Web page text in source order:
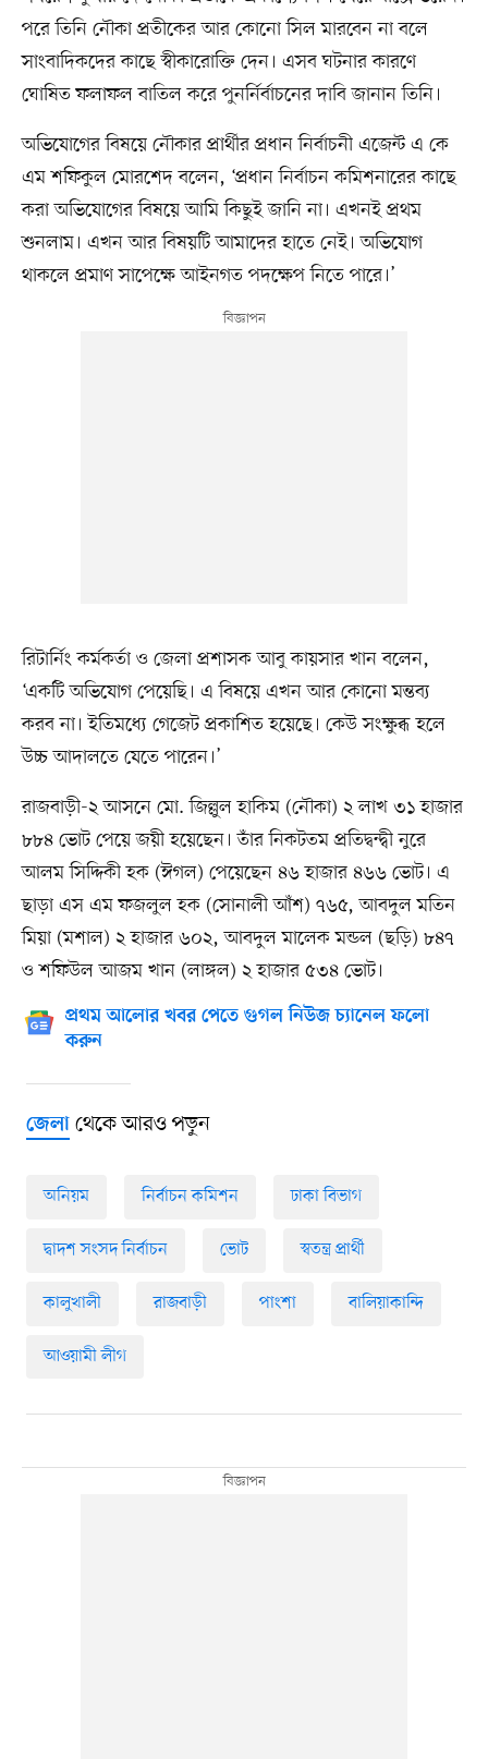
পরে তিনি নৌকা প্রতীকের আর কোনো সিল মারবেন না বলে
সাংবাদিকদের কাছে স্বীকারোক্তি দেন। এসব ঘটনার কারণে
ঘোষিত ফলাফল বাতিল করে পুনর্নির্বাচনের দাবি জানান তিনি।
অভিযোগের বিষয়ে নৌকার প্রার্থীর প্রধান নির্বাচনী এজেন্ট এ কে
এম শফিকুল মোরশেদ বলেন, ‘প্রধান নির্বাচন কমিশনারের কাছে
করা অভিযোগের বিষয়ে আমি কিছুই জানি না। এখনই প্রথম
শুনলাম। এখন আর বিষয়টি আমাদের হাতে নেই। অভিযোগ
থাকলে প্রমাণ সাপেক্ষে আইনগত পদক্ষেপ নিতে পারে।’
রিটার্নিং কর্মকর্তা ও জেলা প্রশাসক আবু কায়সার খান বলেন,
‘একটি অভিযোগ পেয়েছি। এ বিষয়ে এখন আর কোনো মন্তব্য
করব না। ইতিমধ্যে গেজেট প্রকাশিত হয়েছে। কেউ সংক্ষুব্ধ হলে
উচ্চ আদালতে যেতে পারেন।’
রাজবাড়ী-২ আসনে মো. জিল্লুল হাকিম (নৌকা) ২ লাখ ৩১ হাজার
৮৮৪ ভোট পেয়ে জয়ী হয়েছেন। তাঁর নিকটতম প্রতিদ্বন্দ্বী নুরে
আলম সিদ্দিকী হক (ঈগল) পেয়েছেন ৪৬ হাজার ৪৬৬ ভোট। এ
ছাড়া এস এম ফজলুল হক (সোনালী আঁশ) ৭৬৫, আবদুল মতিন
মিয়া (মশাল) ২ হাজার ৬০২, আবদুল মালেক মন্ডল (ছড়ি) ৮৪৭
ও শফিউল আজম খান (লাঙ্গল) ২ হাজার ৫৩৪ ভোট।
প্রথম আলোর খবর পেতে গুগল নিউজ চ্যানেল ফলো
করুন
জেলাথেকে আরও পড়ুন
অনিয়ম নির্বাচন কমিশন ঢাকা বিভাগ
দ্বাদশ সংসদ নির্বাচন ভোট স্বতন্ত্র প্রার্থী
কালুখালী রাজবাড়ী পাংশা বালিয়াকান্দি
আওয়ামী লীগ